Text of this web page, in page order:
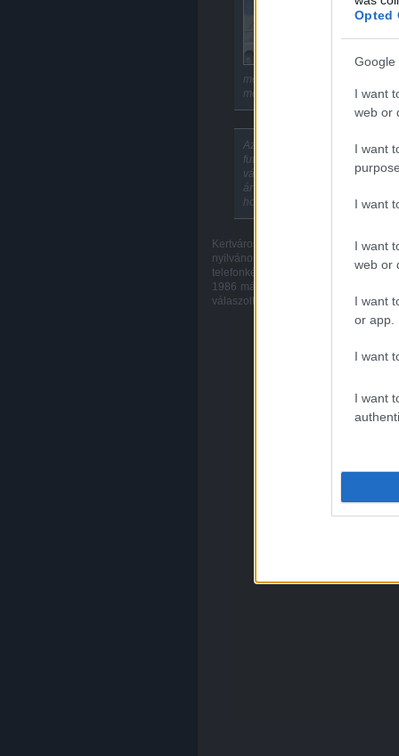
Opted
Google
I want
web or
I want
I want
I want
web or
I want
or app.
I want
I want
megoldani az "átmeneti
megépült
kertvárosi
Az elmaradott nyilvános
futó, és annál sokkal
vállalati vezetőket kiszolgáló
árvízvédelemnek és a
hossza megegyezett a
Kertvárosban egyébként 1986
nyilvános telefonfülkék száma 32
telefonkészülékre, 35%-uk már
1986 márciusában fórumot a
válaszoltak. A fórum a következő